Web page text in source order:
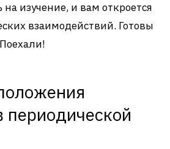
на изучение, и вам откроется
взаимодействий. Готовы
периодической